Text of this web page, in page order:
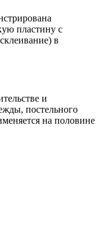
пластину с
в
и
постельного
на половине